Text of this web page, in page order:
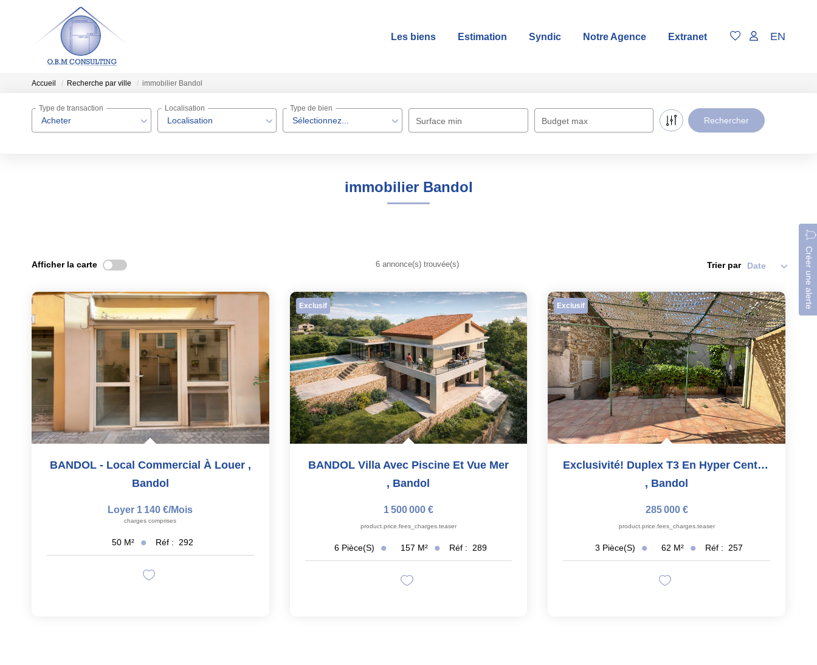
Les biens Estimation Syndic Notre Agence Extranet EN
Accueil Recherche par ville immobilier Bandol
Acheter
Type de transaction
Localisation
Localisation
Sélectionnez...
Type de bien
Surface min Budget max
immobilier Bandol
Créer une alerte
Afficher la carte 6 annonce(s) trouvée(s) Trier par
BANDOL - Local Commercial À Louer ,
Bandol
Loyer 1 140 €/mois
charges comprises
50 M² Réf : 292
Exclusif
BANDOL Villa Avec Piscine Et Vue Mer
, Bandol
1 500 000 €
product.price.fees_charges.teaser
6 Pièce(s) 157 M² Réf : 289
Exclusif
Exclusivité! Duplex T3 En Hyper Centre Avec Extérieur
, Bandol
285 000 €
product.price.fees_charges.teaser
3 Pièce(s) 62 M² Réf : 257